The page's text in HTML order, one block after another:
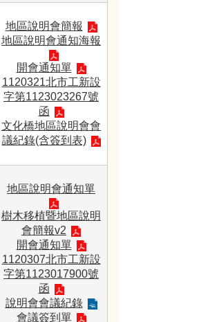
地區說明會簡報
地區說明會通知海報
開會通知單
1120321北市工新設
字第1123023267號
函
文化橋地區說明會會
議紀錄(含簽到表)
地區說明會通知單
樹木移植暨地區說明
會簡報v2
開會通知單
1120307北市工新設
字第1123017900號
函
說明會會議紀錄
會議簽到單